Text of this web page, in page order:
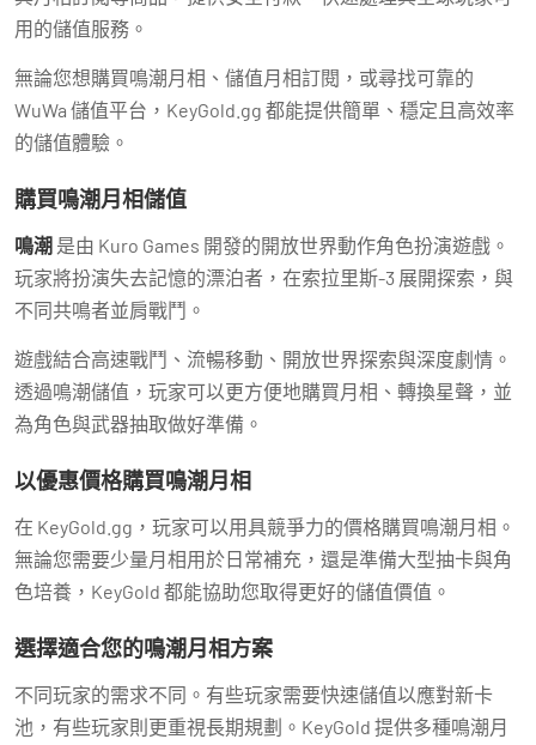
用的儲值服務。
無論您想購買鳴潮月相、儲值月相訂閱，或尋找可靠的
WuWa 儲值平台，KeyGold.gg 都能提供簡單、穩定且高效率
的儲值體驗。
購買鳴潮月相儲值
鳴潮 是由 Kuro Games 開發的開放世界動作角色扮演遊戲。
玩家將扮演失去記憶的漂泊者，在索拉里斯-3 展開探索，與
不同共鳴者並肩戰鬥。
遊戲結合高速戰鬥、流暢移動、開放世界探索與深度劇情。
透過鳴潮儲值，玩家可以更方便地購買月相、轉換星聲，並
為角色與武器抽取做好準備。
以優惠價格購買鳴潮月相
在 KeyGold.gg，玩家可以用具競爭力的價格購買鳴潮月相。
無論您需要少量月相用於日常補充，還是準備大型抽卡與角
色培養，KeyGold 都能協助您取得更好的儲值價值。
選擇適合您的鳴潮月相方案
不同玩家的需求不同。有些玩家需要快速儲值以應對新卡
池，有些玩家則更重視長期規劃。KeyGold 提供多種鳴潮月